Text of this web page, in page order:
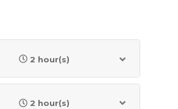
2 hour(s)
2 hour(s)